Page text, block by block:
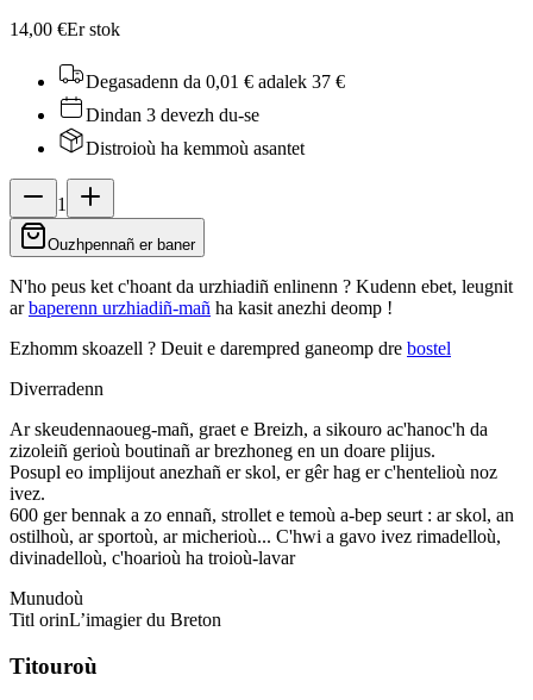
14,00 €Er stok
Degasadenn da 0,01 € adalek 37 €
Dindan 3 devezh du-se
Distroioù ha kemmoù asantet
1
Ouzhpennañ er baner
N'ho peus ket c'hoant da urzhiadiñ enlinenn ? Kudenn ebet, leugnit
arbaperenn urzhiadiñ-mañ ha kasit anezhi deomp !
Ezhomm skoazell ? Deuit e darempred ganeomp dre bostel
Diverradenn
Ar skeudennaoueg-mañ, graet e Breizh, a sikouro ac'hanoc'h da
zizoleiñ gerioù boutinañ ar brezhoneg en un doare plijus.
Posupl eo implijout anezhañ er skol, er gêr hag er c'hentelioù noz
ivez.
600 ger bennak a zo ennañ, strollet e temoù a-bep seurt : ar skol, an
ostilhoù, ar sportoù, ar micherioù... C'hwi a gavo ivez rimadelloù,
divinadelloù, c'hoarioù ha troioù-lavar
Munudoù
Titl orinL’imagier du Breton
Titouroù